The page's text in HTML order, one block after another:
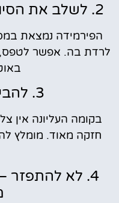
2. לשלב את הסיור עם ביקור בפירמידה
הפירמידה נמצאת
לרדת בה. אפשר לטפס,
3. להביא כובע ומים
בקומה העליונה אין
חזקה מאוד. מומלץ
4. לא להתפזר